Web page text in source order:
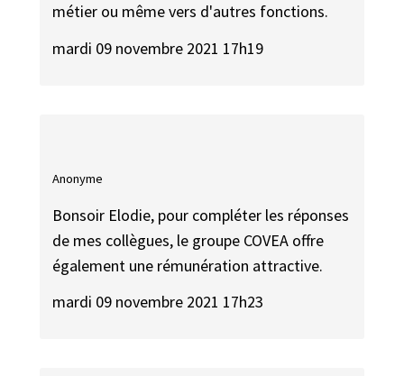
métier ou même vers d'autres fonctions.
mardi 09 novembre 2021 17h19
Anonyme
Bonsoir Elodie, pour compléter les réponses
de mes collègues, le groupe COVEA offre
également une rémunération attractive.
mardi 09 novembre 2021 17h23